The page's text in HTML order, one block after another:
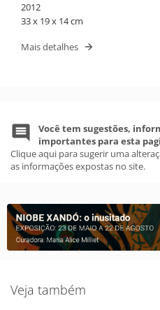
2012
33 x 19 x 14 cm
Mais detalhes
Você tem sugestões,
importantes para esta
Clique aqui para sugerir uma
as informações expostas no site.
Veja também